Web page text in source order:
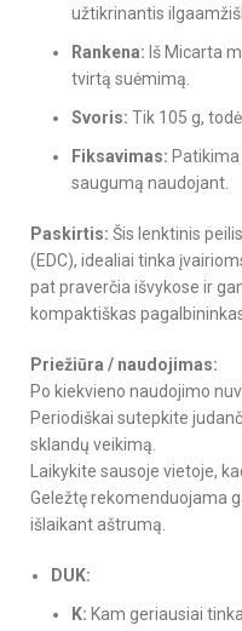
užtikrinantis
Rankena: Iš Micarta
tvirtą suėmimą.
Svoris: Tik 105 g,
Fiksavimas:
saugumą naudojant.
Paskirtis: Šis lenktinis
(EDC), idealiai tinka
pat praverčia išvykose ir
kompaktiškas
Priežiūra / naudojimas:
Po kiekvieno naudojimo
Periodiškai sutepkite
sklandų veikimą.
Laikykite sausoje vietoje,
Geležtę rekomenduojama
išlaikant aštrumą.
DUK:
K: Kam geriausiai